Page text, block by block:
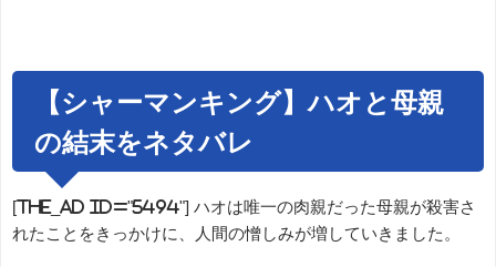
【シャーマンキング】ハオと母親
の結末をネタバレ
[the_ad id="5494"] ハオは唯一の肉親だった母親が殺害さ
れたことをきっかけに、人間の憎しみが増していきました。